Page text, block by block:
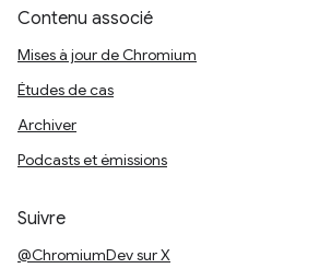
Contenu associé
Mises à jour de Chromium
Études de cas
Archiver
Podcasts et émissions
Suivre
@ChromiumDev sur X